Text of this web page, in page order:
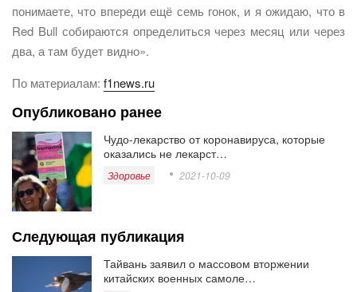
понимаете, что впереди ещё семь гонок, и я ожидаю, что в
Red Bull собираются определиться через месяц или через
два, а там будет видно».
По материалам: f1news.ru
Опубликовано ранее
Чудо-лекарство от коронавируса, которые
оказались не лекарст…
Здоровье 2021-10-09
Следующая публикация
Тайвань заявил о массовом вторжении
китайских военных самоле…